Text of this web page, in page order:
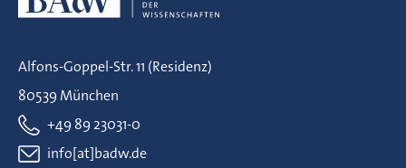
Alfons-Goppel-Str. 11 (Residenz)
80539 München
+49 89 23031-0
info[at]badw.de